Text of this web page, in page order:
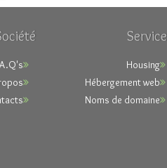
Housing
Hébergement web
Noms de domaine